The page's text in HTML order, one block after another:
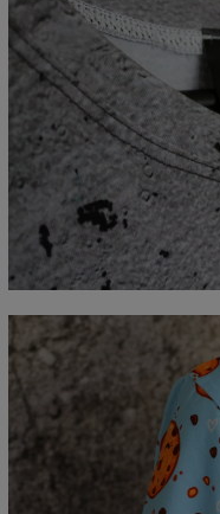
Mierzone na płasko
CM
A - Długość
B - Sz.klatki piersiowej
C - Długość rękawów